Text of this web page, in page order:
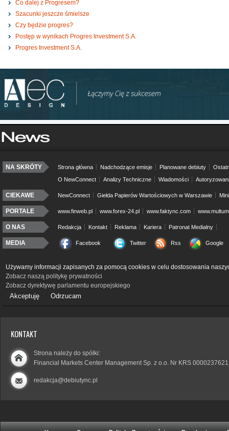
Co dalej z Progresem?
Szacunki jeszcze śmielsze
Czy będzie progres?
Postęp w wynikach Progres Investment S.A.
Progres Investment S.A.
NA SKRÓTY Strona główna Nadchodzące emisje Planowane debiuty
O NewConnect
Analizy Techniczne Wiadomości
CIEKAWE NewConnect Giełda Papierów Wartościowych w Warszawie
PORTALE www.finweb.pl www.forex-24.pl www.faktync.com
O NAS Redakcja Kontakt Reklama Kariera Patronat Medialny
MEDIA Facebook Twitter Rss Google
Używamy informacji zapisanych za pomocą cookies w celu dostosowania
Zobacz naszą politykę prywatności
Zobacz dyrektywę parlamentu europejskiego
Akceptuję Odrzucam
KONTAKT
Strona należy do spółki:
Financial Markets Center Management Sp. z o.o. Nr KRS 0000237621
redakcja@debiutync.pl